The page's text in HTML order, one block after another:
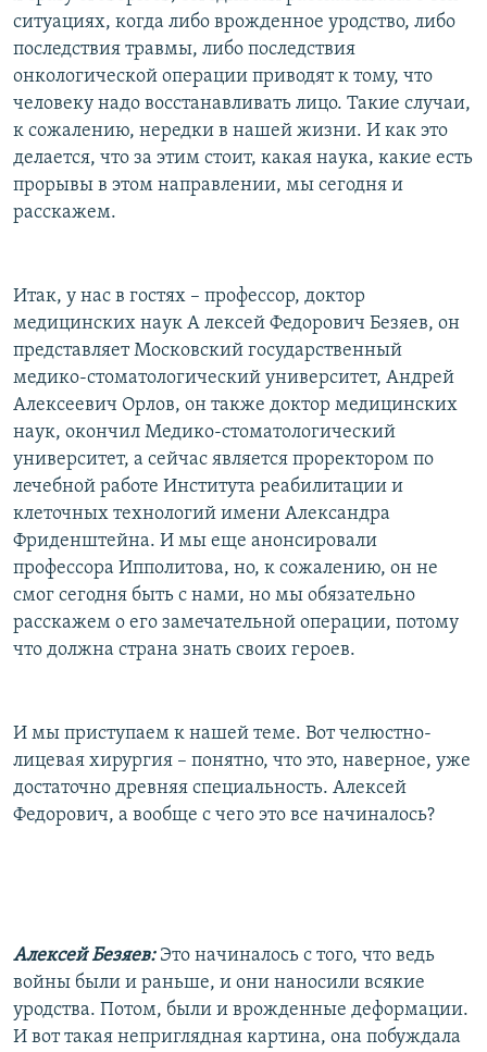
РАСПИСАНИЕ ВЕЩАНИЯ
ПОДПИШИТЕСЬ НА РАССЫЛКУ
СОЦИАЛЬНЫЕ СЕТИ
ситуациях, когда либо врожденное уродство, либо
последствия травмы, либо последствия
онкологической операции приводят к тому, что
человеку надо восстанавливать лицо. Такие случаи,
к сожалению, нередки в нашей жизни. И как это
делается, что за этим стоит, какая наука, какие есть
прорывы в этом направлении, мы сегодня и
расскажем.
Итак, у нас в гостях – профессор, доктор
медицинских наук А лексей Федорович Безяев, он
представляет Московский государственный
медико-стоматологический университет, Андрей
Алексеевич Орлов, он также доктор медицинских
наук, окончил Медико-стоматологический
университет, а сейчас является проректором по
лечебной работе Института реабилитации и
клеточных технологий имени Александра
Фриденштейна. И мы еще анонсировали
профессора Ипполитова, но, к сожалению, он не
смог сегодня быть с нами, но мы обязательно
расскажем о его замечательной операции, потому
что должна страна знать своих героев.
И мы приступаем к нашей теме. Вот челюстно-
лицевая хирургия – понятно, что это, наверное, уже
достаточно древняя специальность. Алексей
Федорович, а вообще с чего это все начиналось?
Алексей Безяев: Это начиналось с того, что ведь
войны были и раньше, и они наносили всякие
уродства. Потом, были и врожденные деформации.
И вот такая неприглядная картина, она побуждала